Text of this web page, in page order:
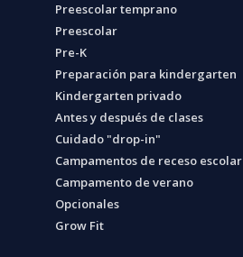
Preescolar temprano
Preescolar
Pre-K
Preparación para kindergarten
Kindergarten privado
Antes y después de clases
Cuidado "drop-in"
Campamentos de receso escolar
Campamento de verano
Opcionales
Grow Fit